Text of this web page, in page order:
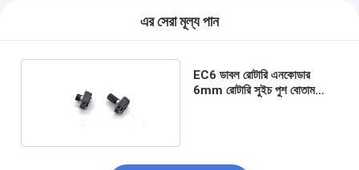
এর সেরা মূল্য পান
EC6 ডাবল রোটারি এনকোডার
6mm রোটারি সুইচ পুশ বোতাম